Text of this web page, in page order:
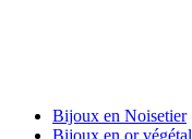
Bijoux en Noisetier
Bijoux en or végétal